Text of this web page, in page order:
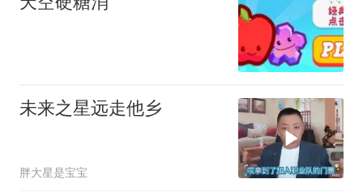
未来之星远走他乡
胖大星是宝宝